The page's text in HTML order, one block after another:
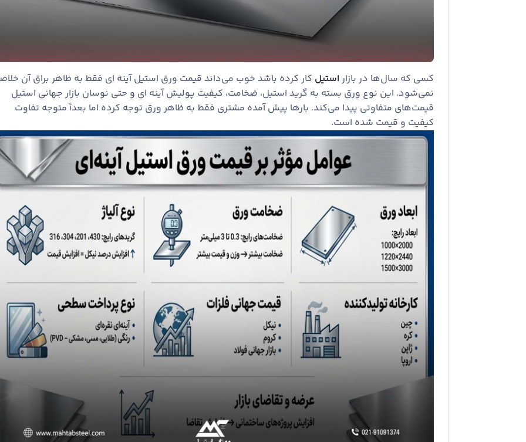
کسی که سال‌ها در بازار استیل کار کرده باشد خوب می‌داند قیمت ورق استیل آینه ‌ای فقط به ظاهر براق آن
نمی‌شود. این نوع ورق بسته به گرید استیل، ضخامت، کیفیت پولیش آینه ‌ای و حتی نوسان بازار جهانی استیل
قیمت‌های متفاوتی پیدا می‌کند. بارها پیش آمده مشتری فقط به ظاهر ورق توجه کرده اما بعداً متوجه تفاوت
کیفیت و قیمت شده است.